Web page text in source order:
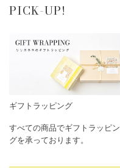
PICK-UP!
ギフトラッピング
すべての商品でギフトラッピン
グを承っております。